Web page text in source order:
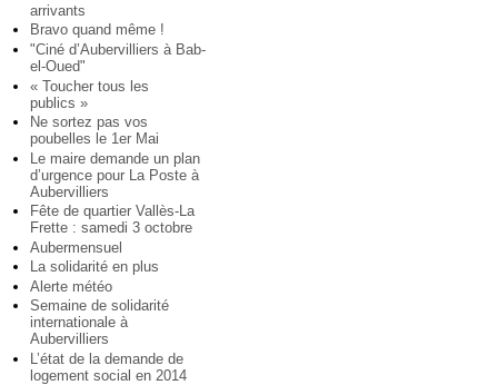
arrivants
Bravo quand même !
"Ciné d’Aubervilliers à Bab-
el-Oued"
« Toucher tous les
publics »
Ne sortez pas vos
poubelles le 1er Mai
Le maire demande un plan
d’urgence pour La Poste à
Aubervilliers
Fête de quartier Vallès-La
Frette : samedi 3 octobre
Aubermensuel
La solidarité en plus
Alerte météo
Semaine de solidarité
internationale à
Aubervilliers
L’état de la demande de
logement social en 2014